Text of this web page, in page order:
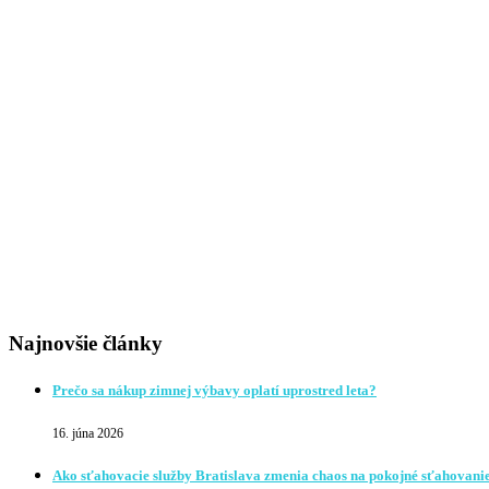
Najnovšie články
Prečo sa nákup zimnej výbavy oplatí uprostred leta?
16. júna 2026
Ako sťahovacie služby Bratislava zmenia chaos na pokojné